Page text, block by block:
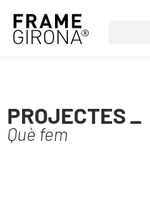
PROJECTES _
Què fem